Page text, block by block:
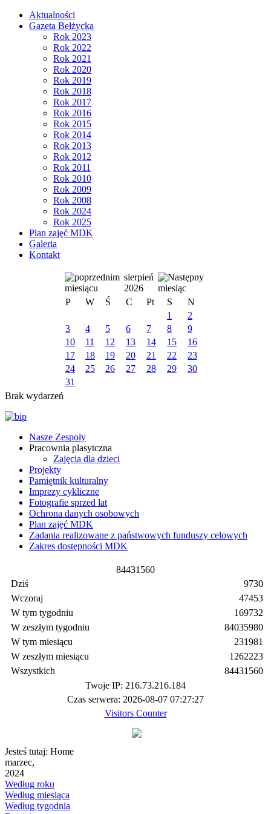
Aktualności
Gazeta Bełżycka
Rok 2023
Rok 2022
Rok 2021
Rok 2020
Rok 2019
Rok 2018
Rok 2017
Rok 2016
Rok 2015
Rok 2014
Rok 2013
Rok 2012
Rok 2011
Rok 2010
Rok 2009
Rok 2008
Rok 2024
Rok 2025
Plan zajęć MDK
Galeria
Kontakt
sierpień
2026
P
W Ś C Pt S
N
1
2
3
4 5 6 7 8
9
10
11 12 13 14 15
16
17
18 19 20 21 22
23
24
25 26 27 28 29
30
31
Brak wydarzeń
Nasze Zespoły
Pracownia plasytczna
Zajęcia dla dzieci
Projekty
Pamiętnik kulturalny
Imprezy cykliczne
Fotografie sprzed lat
Ochrona danych osobowych
Plan zajęć MDK
Zadania realizowane z państwowych funduszy celowych
Zakres dostępności MDK
84431 560
Dziś
Wczoraj
W tym tygodniu
W zeszłym tygodniu
W tym miesiącu
W zeszłym miesiącu
Wszystkich
9730
47453
169732
84035980
231981
1262223
84431560
Twoje IP: 216.73.216.184
Czas serwera: 2026-08-07 07:27:27
Visitors Counter
Jesteś tutaj: Home
marzec,
2024
Według roku
Według miesiąca
Według tygodnia